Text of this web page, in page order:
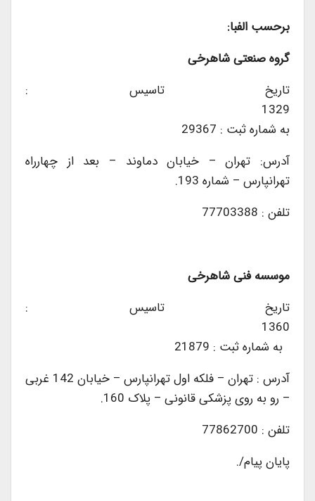
برحسب الفبا:
گروه صنعتی شاهرخی
تاریخ تاسیس :
به شماره ثبت : 29367
آدرس: تهران – خیابان دماوند – بعد از چهارراه
تهرانپارس – شماره 193.
تلفن : 77703388
موسسه فنی شاهرخی
تاریخ تاسیس :
به شماره ثبت : 21879
آدرس : تهران – فلکه اول تهرانپارس – خیابان 142 غربی
– رو به روی پزشکی قانونی – پلاک 160.
تلفن : 77862700
پایان پیام/.